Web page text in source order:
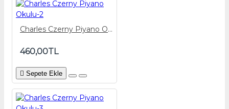
Charles Czerny Piyano Okulu-2
460,00TL
Sepete Ekle